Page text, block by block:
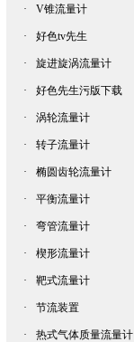
· V锥流量计
· 好色tv先生
· 旋进旋涡流量计
· 好色先生污版下载
· 涡轮流量计
· 转子流量计
· 椭圆齿轮流量计
· 平衡流量计
· 弯管流量计
· 楔形流量计
· 靶式流量计
· 节流装置
· 热式气体质量流量计